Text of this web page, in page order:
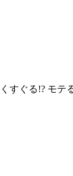
すぐる!? モテ